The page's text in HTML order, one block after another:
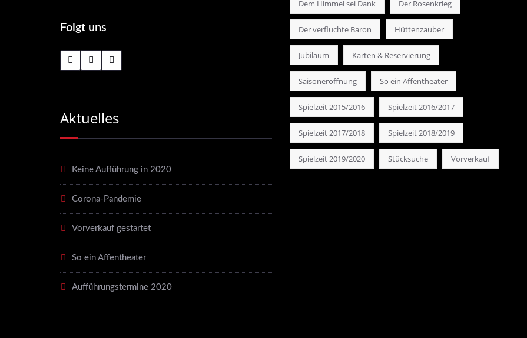
Folgt uns
Aktuelles
Keine Aufführung in 2020
Corona-Pandemie
Vorverkauf gestartet
So ein Affentheater
Aufführungstermine 2020
Dem Himmel sei Dank Der Rosenkrieg
Der verfluchte Baron Hüttenzauber
Jubiläum Karten & Reservierung
Saisoneröffnung So ein Affentheater
Spielzeit 2015/2016 Spielzeit 2016/2017
Spielzeit 2017/2018 Spielzeit 2018/2019
Spielzeit 2019/2020 Stücksuche Vorverkauf